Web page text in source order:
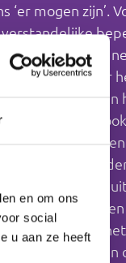
en om ons
social
u aan ze heeft
‘er mogen zijn’.
moeilijk om een
relativeren. Hier
nodig, maar in
uit zich
Teleurstelling
gevoelens
ervaren en
te herkennen
werk je aan
gevoelens van